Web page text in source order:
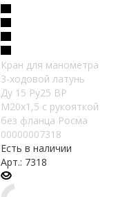
Кран для манометра
3-ходовой латунь
Ду 15 Ру25 ВР
М20х1,5 с рукояткой
без фланца Росма
00000007318
Есть в наличии
Арт.: 7318